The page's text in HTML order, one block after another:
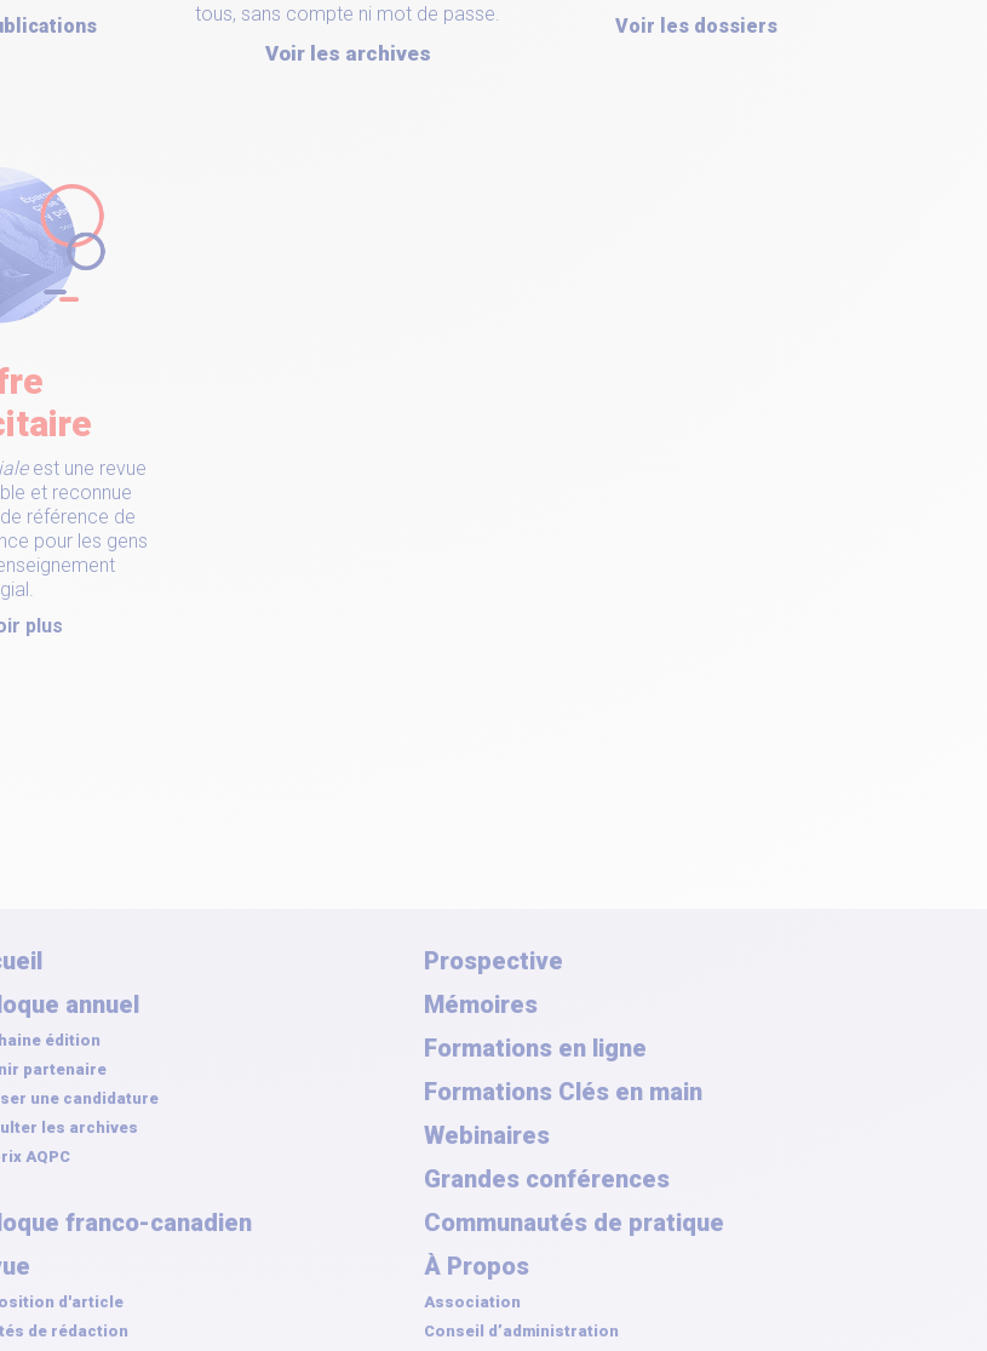
tous, sans compte ni mot de passe.
Voir les archives
Voir les dossiers
est une revue
et reconnue
référence de
pour les gens
plus
annuel
édition
partenaire
une candidature
les archives
AQPC
franco-canadien
d'article
de rédaction
Prospective
Mémoires
Formations en ligne
Formations Clés en main
Webinaires
Grandes conférences
Communautés de pratique
À Propos
Association
Conseil d’administration